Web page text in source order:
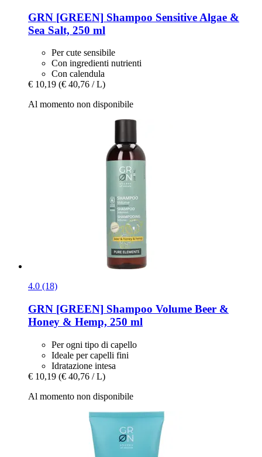
GRN [GREEN] Shampoo Sensitive Algae &
Sea Salt, 250 ml
Per cute sensibile
Con ingredienti nutrienti
Con calendula
€ 10,19 (€ 40,76 / L)
Al momento non disponibile
4.0 (18)
GRN [GREEN] Shampoo Volume Beer &
Honey & Hemp, 250 ml
Per ogni tipo di capello
Ideale per capelli fini
Idratazione intesa
€ 10,19 (€ 40,76 / L)
Al momento non disponibile